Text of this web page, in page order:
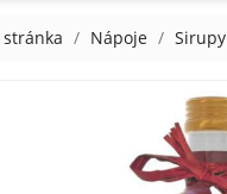
Nápoje Sirupy